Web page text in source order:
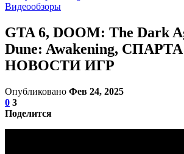
Видеообзоры
GTA 6, DOOM: The Dark
Dune: Awakening, СПАРТА
НОВОСТИ ИГР
Опубликовано Фев 24, 2025
0 3
Поделится